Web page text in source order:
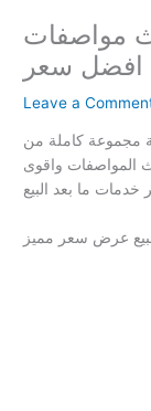
مواصفات
افضل سعر
Leave a
مجموعة كاملة من
المواصفات واقوى
ما بعد البيع
عرض سعر مميز